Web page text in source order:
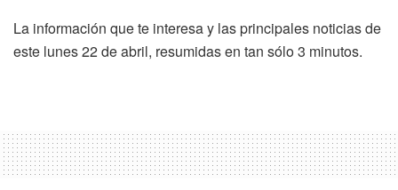
La información que te interesa y las principales noticias de
este lunes 22 de abril, resumidas en tan sólo 3 minutos.